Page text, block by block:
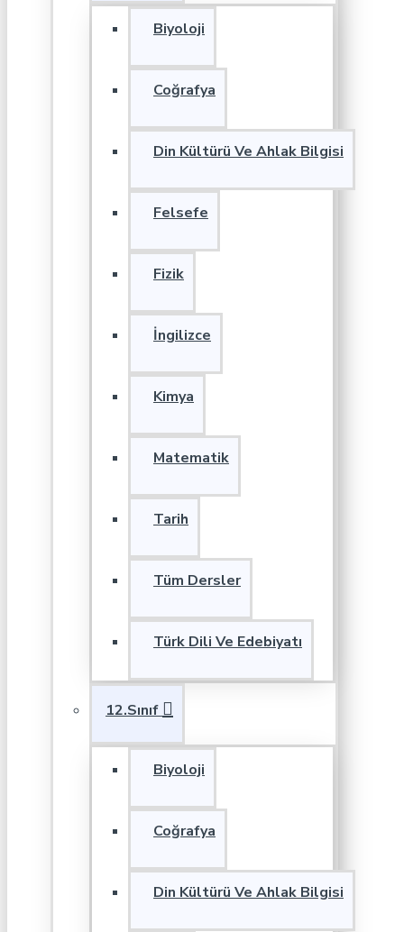
Biyoloji
Coğrafya
Din Kültürü Ve Ahlak Bilgisi
Felsefe
Fizik
İngilizce
Kimya
Matematik
Tarih
Tüm Dersler
Türk Dili Ve Edebiyatı
12.Sınıf
Biyoloji
Coğrafya
Din Kültürü Ve Ahlak Bilgisi